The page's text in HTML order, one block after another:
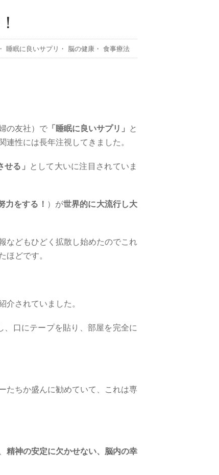
睡眠に良いサプリ ・ 脳の健康・ 食事療法
婦の友社）で「睡眠に良いサプリ」
と
性には長年注視してきました。
る」
として大いに注目されていま
力をする！ ）が世界的に大流行し大
などもひどく拡散し始めたのでこれ
ほどです。
介されていました。
、口にテープを貼り、部屋を完全に
たちか盛んに勧めていて、これは専
精神の安定に欠かせない、脳内の幸